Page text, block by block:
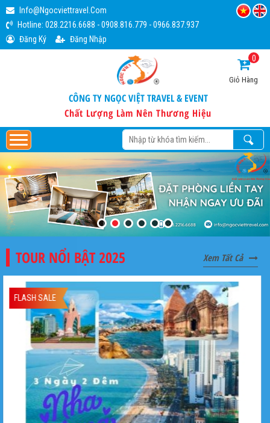
Info@ngocviettravel.com
Hotline: 028.2216.6688 -0908.816.779 -0966.837.937
Đăng Ký
Đăng Nhập
CÔNG TY NGỌC VIỆT TRAVEL & EVENT
Chất Lượng Làm Nên Thương Hiệu
Giỏ Hàng
0
TOUR NỔI BẬT 2025 Xem Tất Cả
GIẢM
-16%